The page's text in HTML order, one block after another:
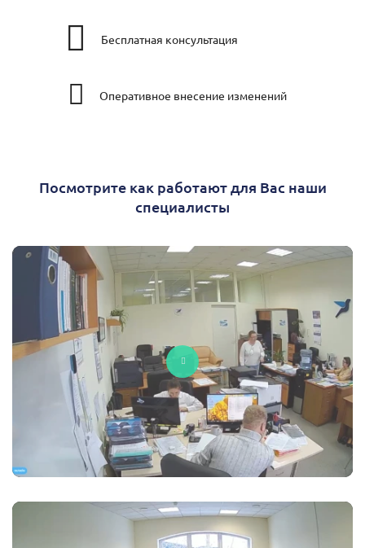
Бесплатная консультация
Оперативное внесение изменений
Посмотрите как работают для Вас наши
специалисты